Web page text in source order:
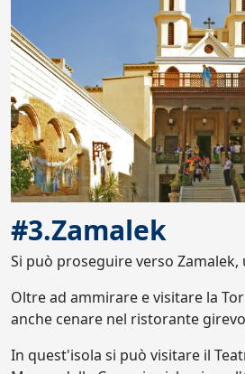
#3.Zamalek
Si può proseguire verso
Oltre ad ammirare e visitare la
anche cenare nel ristorante
In quest'isola si può visitare il